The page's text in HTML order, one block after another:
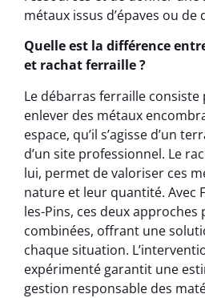
métaux issus d’épaves ou
Quelle est la différence
et rachat ferraille ?
Le débarras ferraille
enlever des métaux
espace, qu’il s’agisse d’un
d’un site professionnel. Le
lui, permet de valoriser ces
nature et leur quantité. Avec
les-Pins, ces deux approches
combinées, offrant une
chaque situation.
expérimenté garantit une
gestion responsable des